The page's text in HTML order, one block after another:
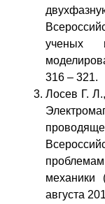
ученых
316 – 321.
Лосев Г.
механики
августа